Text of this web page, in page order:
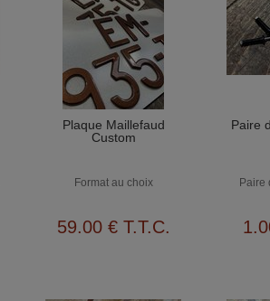
Plaque Maillefaud
Custom
Format au choix
59.00 € T.T.C.
Paire
Paire
1